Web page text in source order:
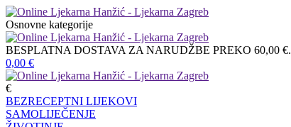
Osnovne kategorije
BESPLATNA DOSTAVA ZA NARUDŽBE PREKO 60,00 €.
0,00 €
€
BEZRECEPTNI LIJEKOVI
SAMOLIJEČENJE